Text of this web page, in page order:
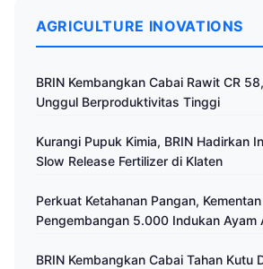
AGRICULTURE INOVATIONS
BRIN Kembangkan Cabai Rawit CR
Unggul Berproduktivitas Tinggi
Kurangi Pupuk Kimia, BRIN Hadirkan
Slow Release Fertilizer di Klaten
Perkuat Ketahanan Pangan,
Pengembangan 5.000 Indukan Ayam
BRIN Kembangkan Cabai Tahan Kutu